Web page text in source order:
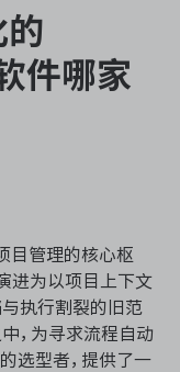
的
件哪家
目管理的核心枢
进为以项目上下文
执行割裂的旧范
，为寻求流程自动
选型者，提供了一